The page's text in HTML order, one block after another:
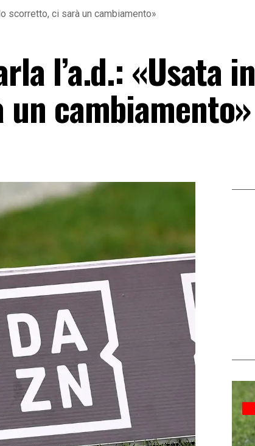
scorretto, ci sarà un cambiamento»
l’a.d.: «Usata in
cambiamento»